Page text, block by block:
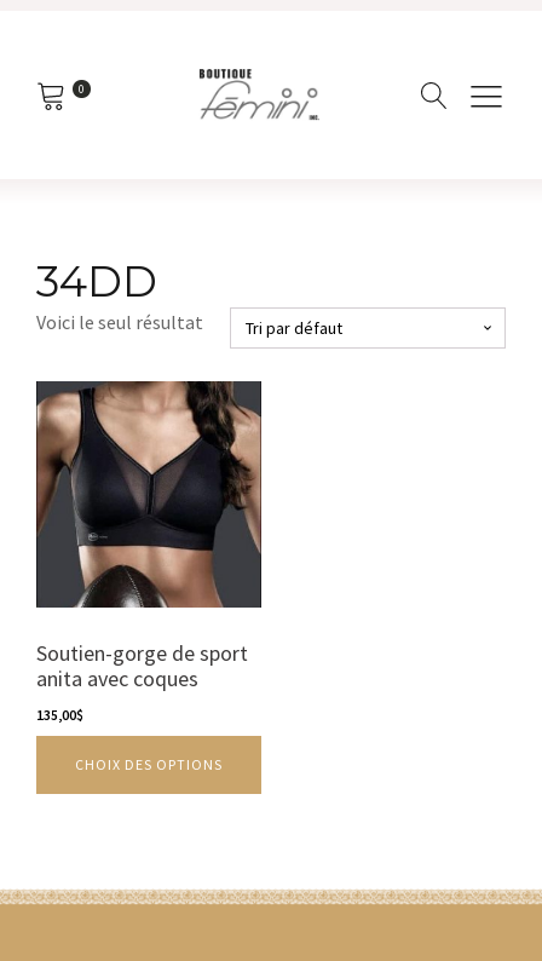
0
34DD
Voici le seul résultat
Soutien-gorge de sport
anita avec coques
135,00$
CHOIX DES OPTIONS
Ce
produit
plusieurs
variations.
Les
options
peuvent
sur
la
du